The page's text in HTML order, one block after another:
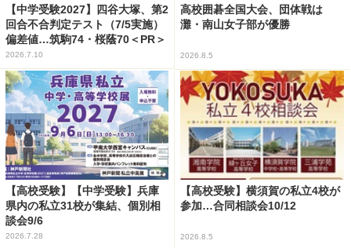
【中学受験2027】四谷大塚、第2
回合不合判定テスト（7/5実施）
偏差値…筑駒74・桜蔭70＜PR＞
2026.7.10
高校囲碁全国大会、団体戦は
灘・南山女子部が優勝
2026.8.5
【高校受験】【中学受験】兵庫
県内の私立31校が集結、個別相
談会9/6
2026.7.28
【高校受験】横須賀の私立4校が
参加…合同相談会10/12
2026.8.5